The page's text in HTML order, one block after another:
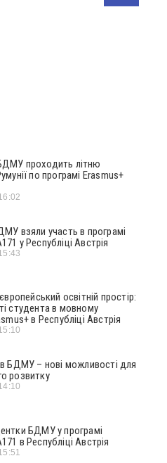
проходить літню
по програмі Erasmus+
взяли участь в програмі
у Республіці Австрія
європейський освітній простір:
студента в мовному
в Республіці Австрія
в БДМУ – нові можливості для
розвитку
БДМУ у програмі
в Республіці Австрія